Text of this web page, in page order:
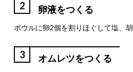
2 卵液をつくる
ボウルに卵2個を割りほぐして塩、
3 オムレツをつくる